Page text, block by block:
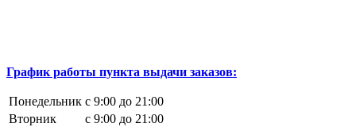
График работы пункта выдачи заказов:
Понедельник с 9:00 до 21:00
Вторник
с 9:00 до 21:00